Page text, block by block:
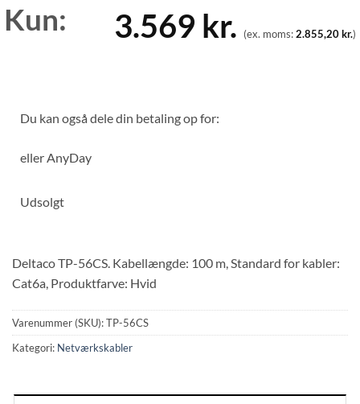
Kun: 3.569 kr. (ex. moms:2.855,20kr.)
Du kan også dele din betaling op for:
ellerAnyDay
Udsolgt
Deltaco TP-56CS. Kabellængde: 100 m, Standard for kabler:
Cat6a, Produktfarve: Hvid
Varenummer (SKU):TP-56CS
Kategori: Netværkskabler